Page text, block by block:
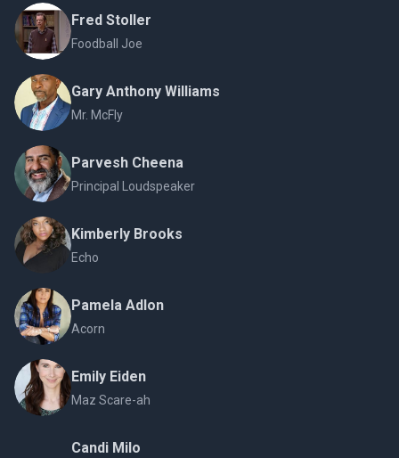
Fred Stoller
Foodball Joe
Gary Anthony Williams
Mr. McFly
Parvesh Cheena
Principal Loudspeaker
Kimberly Brooks
Echo
Pamela Adlon
Acorn
Emily Eiden
Maz Scare-ah
Candi Milo